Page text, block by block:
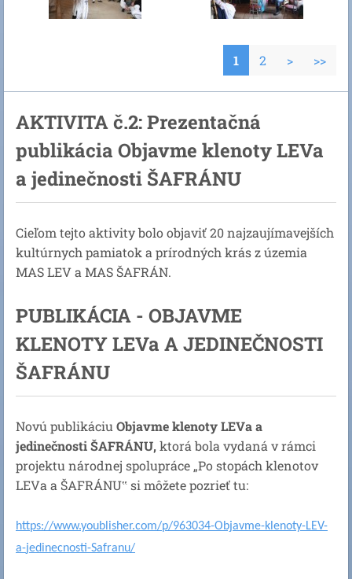
1 2 > >>
AKTIVITA č.2: Prezentačná
publikácia Objavme klenoty LEVa
a jedinečnosti ŠAFRÁNU
Cieľom tejto aktivity bolo objaviť 20 najzaujímavejších
kultúrnych pamiatok a prírodných krás z územia
MAS LEV a MAS ŠAFRÁN.
PUBLIKÁCIA - OBJAVME
KLENOTY LEVa A JEDINEČNOSTI
ŠAFRÁNU
Novú publikáciuObjavme klenoty LEVa a
jedinečnosti ŠAFRÁNU, ktorá bola vydaná v rámci
projektu národnej spolupráce „Po stopách klenotov
LEVa a ŠAFRÁNU‟ si môžete pozrieť tu:
https://www.youblisher.com/p/963034-Objavme-klenoty-LEV-
a-jedinecnosti-Safranu/